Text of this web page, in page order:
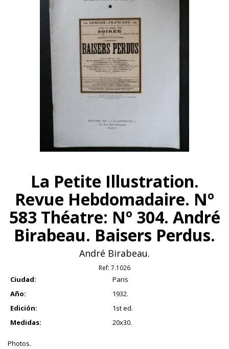
La Petite Illustration.
Revue Hebdomadaire. Nº
583 Théatre: Nº 304. André
Birabeau. Baisers Perdus.
André Birabeau.
Ref: 7.1026
Ciudad:
Paris
Año:
1932.
Edición:
1st ed.
Medidas:
20x30.
Photos.